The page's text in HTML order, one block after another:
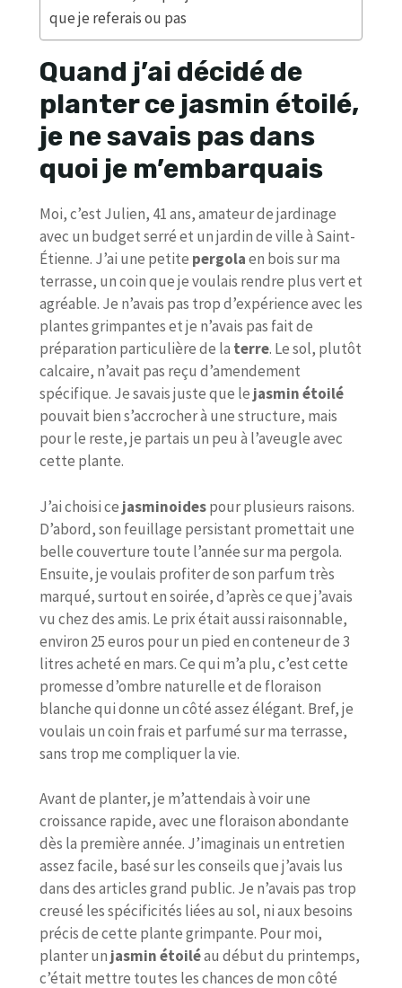
que je referais ou pas
Quand j’ai décidé de
planter ce jasmin étoilé,
je ne savais pas dans
quoi je m’embarquais
Moi, c’est Julien, 41 ans, amateur de jardinage
avec un budget serré et un jardin de ville à Saint-
Étienne. J’ai une petite pergolaen bois sur ma
terrasse, un coin que je voulais rendre plus vert et
agréable. Je n’avais pas trop d’expérience avec les
plantes grimpantes et je n’avais pas fait de
préparation particulière de la terre. Le sol, plutôt
calcaire, n’avait pas reçu d’amendement
spécifique. Je savais juste que le jasmin étoilé
pouvait bien s’accrocher à une structure, mais
pour le reste, je partais un peu à l’aveugle avec
cette plante.
J’ai choisi ce jasminoidespour plusieurs raisons.
D’abord, son feuillage persistant promettait une
belle couverture toute l’année sur ma pergola.
Ensuite, je voulais profiter de son parfum très
marqué, surtout en soirée, d’après ce que j’avais
vu chez des amis. Le prix était aussi raisonnable,
environ 25 euros pour un pied en conteneur de 3
litres acheté en mars. Ce qui m’a plu, c’est cette
promesse d’ombre naturelle et de floraison
blanche qui donne un côté assez élégant. Bref, je
voulais un coin frais et parfumé sur ma terrasse,
sans trop me compliquer la vie.
Avant de planter, je m’attendais à voir une
croissance rapide, avec une floraison abondante
dès la première année. J’imaginais un entretien
assez facile, basé sur les conseils que j’avais lus
dans des articles grand public. Je n’avais pas trop
creusé les spécificités liées au sol, ni aux besoins
précis de cette plante grimpante. Pour moi,
planter un jasmin étoiléau début du printemps,
c’était mettre toutes les chances de mon côté